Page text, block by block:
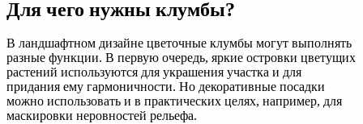
Для чего нужны клумбы?
В ландшафтном дизайне цветочные клумбы могут выполнять
разные функции. В первую очередь, яркие островки цветущих
растений используются для украшения участка и для
придания ему гармоничности. Но декоративные посадки
можно использовать и в практических целях, например, для
маскировки неровностей рельефа.